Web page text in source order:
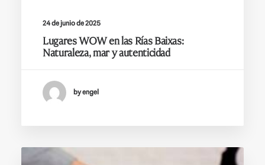
24 de junio de 2025
Lugares WOW en las Rías Baixas:
Naturaleza, mar y autenticidad
by engel